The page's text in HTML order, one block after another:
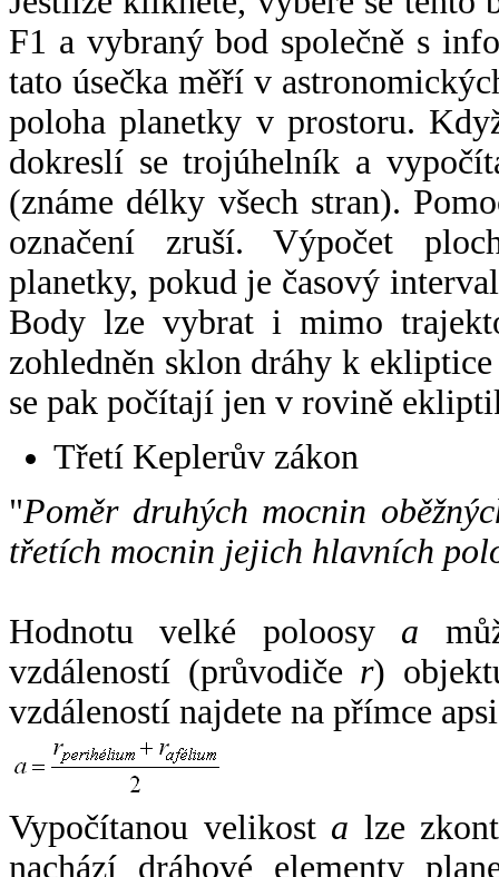
F1 a vybraný bod společně s
tato úsečka měří v
poloha planetky v prostoru.
dokreslí se trojúhelník a
(známe délky všech stran).
označení zruší. Výpočet
planetky, pokud je časový
Body lze vybrat i mimo
zohledněn sklon dráhy k
se pak počítají jen v rovině
Třetí Keplerův zákon
"Poměr druhých mocnin
třetích mocnin jejich hlavních
Hodnotu velké poloosy a
vzdáleností (průvodiče r)
vzdáleností najdete na přímce
Vypočítanou velikost a lze
nachází dráhové elementy